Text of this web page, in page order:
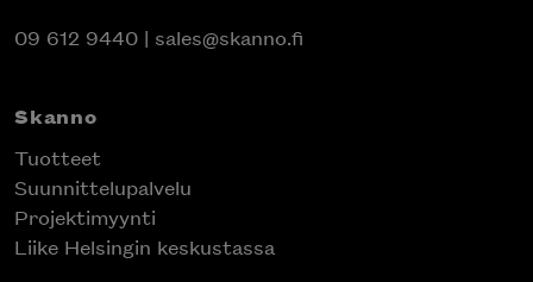
09 612 9440 | sales@skanno.fi
Skanno
Tuotteet
Suunnittelupalvelu
Projektimyynti
Liike Helsingin keskustassa